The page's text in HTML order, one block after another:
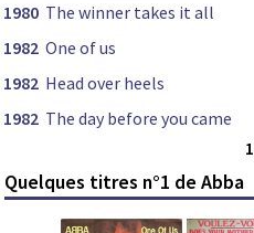
1980 The winner takes it all
1982 One of us
1982 Head over heels
1982 The day before you came
1
Quelques titres n°1 de Abba